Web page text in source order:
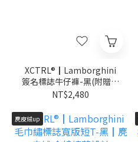
XCTRL®┃Lamborghini
簽名標誌牛仔褲-黑(附贈聯
名鑰匙圈)┃硬挺 顯瘦
NT$2,480
麂皮絨up